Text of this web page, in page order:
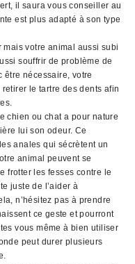
il saura vous conseiller au
est plus adapté à son type
mais votre animal aussi subi
souffrir de problème de
être nécessaire, votre
le tartre des dents afin
chien ou chat a pour nature
lui son odeur. Ce
anales qui sécrètent un
animal peuvent se
frotter les fesses contre le
juste de l’aider à
n’hésitez pas à prendre
ce geste et pourront
vous même à bien utiliser
peut durer plusieurs